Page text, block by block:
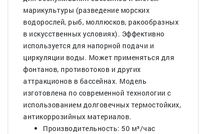
марикультуры (разведение морских
водорослей, рыб, моллюсков, ракообразных
в искусственных условиях). Эффективно
используется для напорной подачи и
циркуляции воды. Может применяться для
фонтанов, противотоков и других
аттракционов в бассейнах. Модель
изготовлена по современной технологии с
использованием долговечных термостойких,
антикоррозийных материалов.
Производительность: 50 м³/час